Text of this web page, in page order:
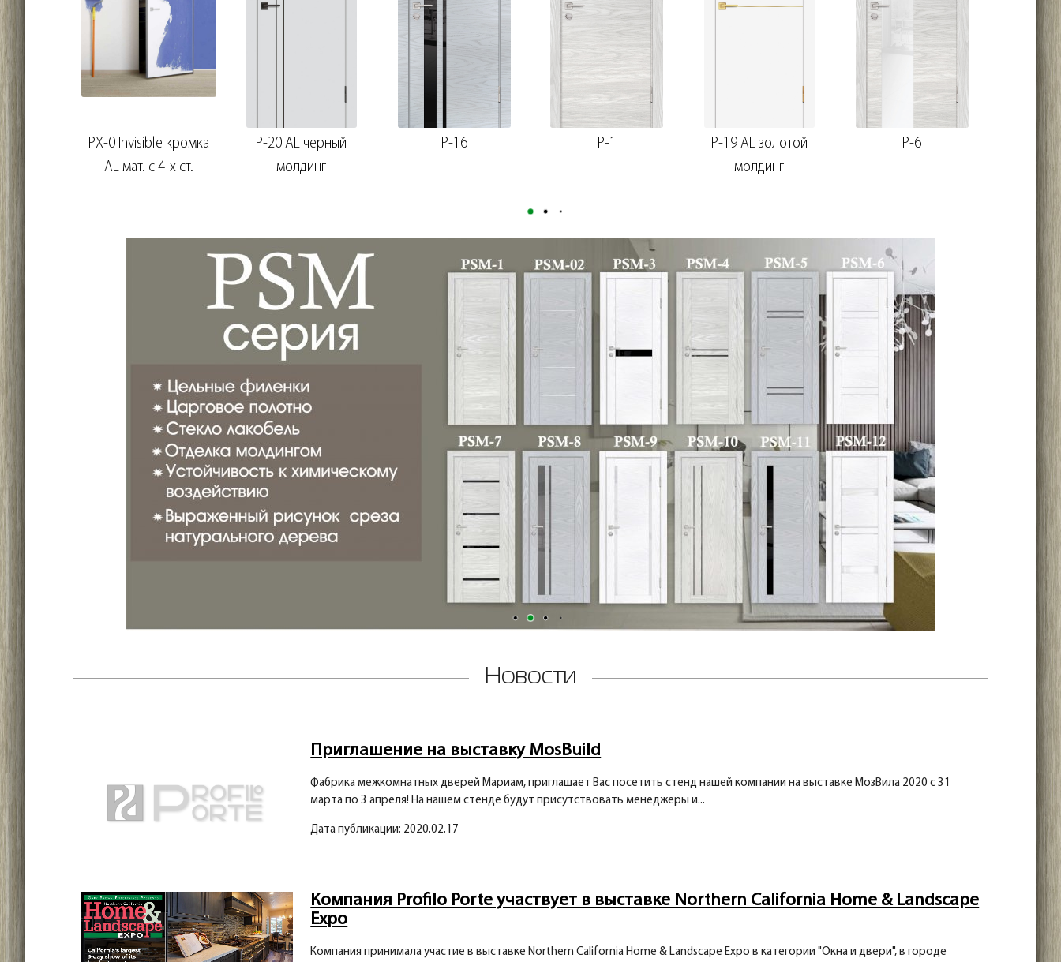
PX-0 Invisible кромка
AL мат. с 4-х ст.
P-20 AL черный
молдинг
P-16 P-1
P-19 AL золотой
молдинг
P-6
Новости
Приглашение на выставку MosBuild
Фабрика межкомнатных дверей Мариам, приглашает Вас посетить стенд нашей компании на выставке МозВила 2020 с 31
марта по 3 апреля! На нашем стенде будут присутствовать менеджеры и...
Дата публикации: 2020.02.17
Компания Profilo Porte участвует в выставке Northern California Home & Landscape
Expo
Компания принимала участие в выставке Northern California Home & Landscape Expo в категории "Окна и двери", в городе